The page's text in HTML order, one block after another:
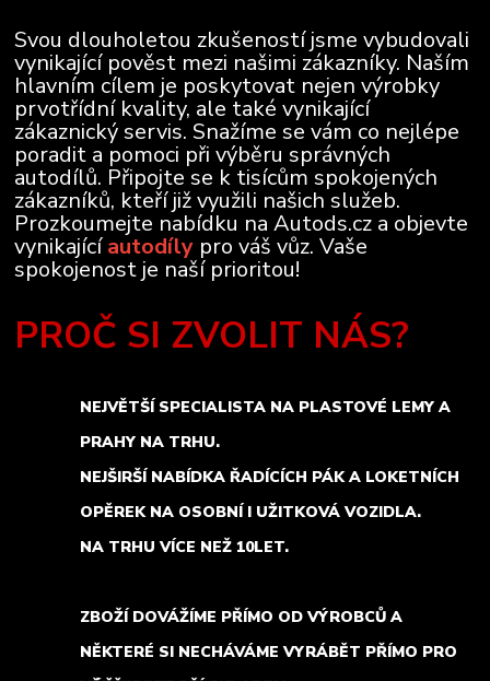
Svou dlouholetou zkušeností jsme vybudovali
vynikající pověst mezi našimi zákazníky. Naším
hlavním cílem je poskytovat nejen výrobky
prvotřídní kvality, ale také vynikající
zákaznický servis. Snažíme se vám co nejlépe
poradit a pomoci při výběru správných
autodílů. Připojte se k tisícům spokojených
zákazníků, kteří již využili našich služeb.
Prozkoumejte nabídku na Autods.cz a objevte
vynikajícíautodíly pro váš vůz. Vaše
spokojenost je naší prioritou!
PROČ SI ZVOLIT NÁS?
NEJVĚTŠÍ SPECIALISTA NA PLASTOVÉ LEMY A
PRAHY NA TRHU.
NEJŠIRŠÍ NABÍDKA ŘADÍCÍCH PÁK A LOKETNÍCH
OPĚREK NA OSOBNÍ I UŽITKOVÁ VOZIDLA.
NA TRHU VÍCE NEŽ 10LET.
ZBOŽÍ DOVÁŽÍME PŘÍMO OD VÝROBCŮ A
NĚKTERÉ SI NECHÁVÁME VYRÁBĚT PŘÍMO PRO